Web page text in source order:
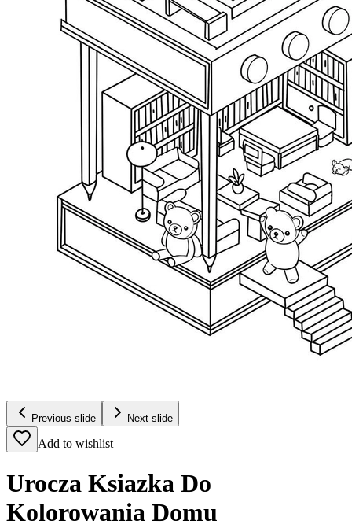
Previous slide Next slide
Add to wishlist
Urocza Ksiazka Do
Kolorowania Domu